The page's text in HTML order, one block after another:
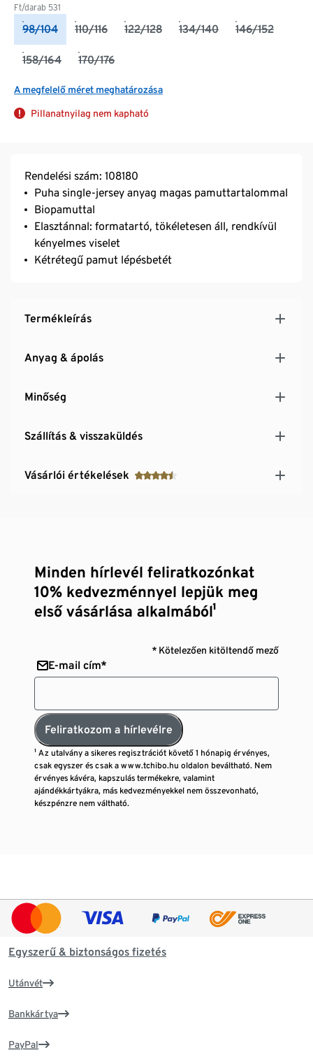
Ft/darab 531
98/104 110/116 122/128 134/140 146/152
158/164 170/176
A megfelelő méret meghatározása
Pillanatnyilag nem kapható
Rendelési szám: 108180
Puha single-jersey anyag magas pamuttartalommal
Biopamuttal
Elasztánnal: formatartó, tökéletesen áll, rendkívül
kényelmes viselet
Kétrétegű pamut lépésbetét
Termékleírás
Anyag & ápolás
Minőség
Szállítás & visszaküldés
Vásárlói értékelések
Minden hírlevél feliratkozónkat
10% kedvezménnyel lepjük meg
első vásárlása alkalmából¹
* Kötelezően kitöltendő mező
E-mail cím*
Feliratkozom a hírlevélre
¹ Az utalvány a sikeres regisztrációt követő 1 hónapig érvényes,
csak egyszer és csak a www.tchibo.hu oldalon beváltható. Nem
érvényes kávéra, kapszulás termékekre, valamint
ajándékkártyákra, más kedvezményekkel nem összevonható,
készpénzre nem váltható.
Egyszerű & biztonságos fizetés
Utánvét
Bankkártya
PayPal